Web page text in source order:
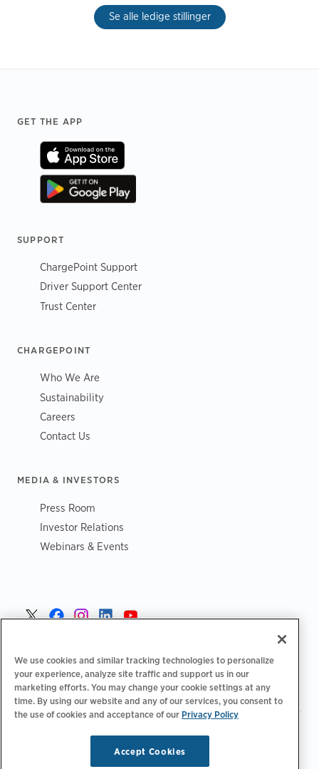
Se alle ledige stillinger
Footer
GET THE APP
SUPPORT
ChargePoint Support
Driver Support Center
Trust Center
CHARGEPOINT
Who We Are
Sustainability
Careers
Contact Us
MEDIA & INVESTORS
Press Room
Investor Relations
Webinars & Events
We use cookies and similar tracking technologies to personalize
your experience, analyze site traffic and support us in our
marketing efforts. You may change your cookie settings at any
time. By using our website and any of our services, you consent to
the use of cookies and acceptance of our Privacy Policy
Accept Cookies